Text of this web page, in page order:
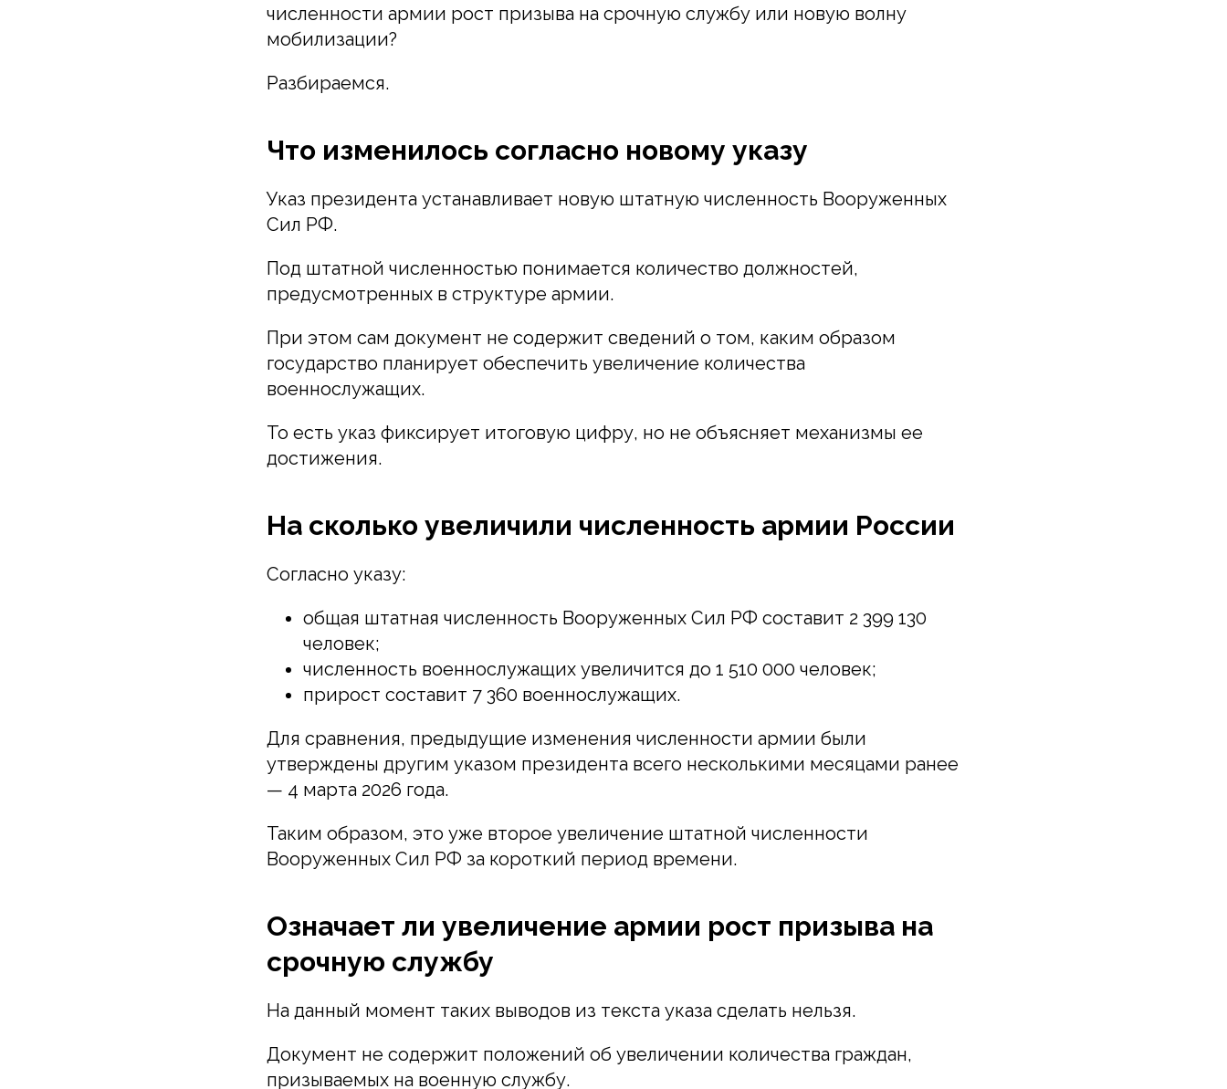
численности армии рост призыва на срочную службу или новую волну
мобилизации?
Разбираемся.
Что изменилось согласно новому указу
Указ президента устанавливает новую штатную численность Вооруженных
Сил РФ.
Под штатной численностью понимается количество должностей,
предусмотренных в структуре армии.
При этом сам документ не содержит сведений о том, каким образом
государство планирует обеспечить увеличение количества
военнослужащих.
То есть указ фиксирует итоговую цифру, но не объясняет механизмы ее
достижения.
На сколько увеличили численность армии России
Согласно указу:
общая штатная численность Вооруженных Сил РФ составит 2 399 130
человек;
численность военнослужащих увеличится до 1 510 000 человек;
прирост составит 7 360 военнослужащих.
Для сравнения, предыдущие изменения численности армии были
утверждены другим указом президента всего несколькими месяцами ранее
— 4 марта 2026 года.
Таким образом, это уже второе увеличение штатной численности
Вооруженных Сил РФ за короткий период времени.
Означает ли увеличение армии рост призыва на
срочную службу
На данный момент таких выводов из текста указа сделать нельзя.
Документ не содержит положений об увеличении количества граждан,
призываемых на военную службу.